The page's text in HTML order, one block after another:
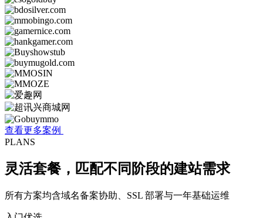
查看更多案例
PLANS
灵活套餐，匹配不同阶段的建站需求
所有方案均含域名备案协助、SSL 部署与一年基础运维